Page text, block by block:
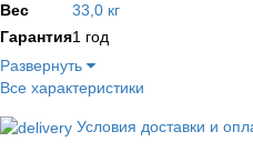
Вес
33,0 кг
Гарантия1 год
Развернуть
Все характеристики
Условия доставки и